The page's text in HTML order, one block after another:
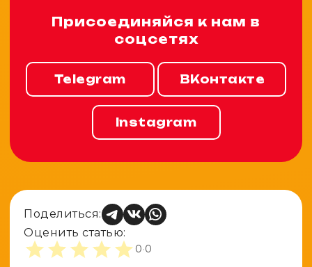
Присоединяйся к нам в
соцсетях
Telegram ВКонтакте
Instagram
Поделиться:
Оценить статью:
0·0